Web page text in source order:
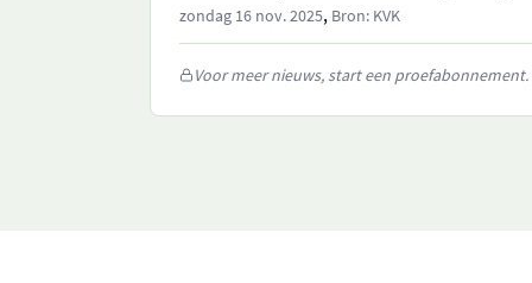
zondag 16 nov. 2025, Bron: KVK
Voor meer nieuws, start een proefabonnement.